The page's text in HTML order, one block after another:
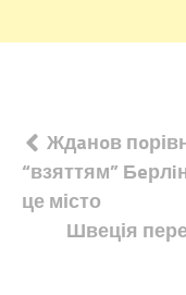
Навігація
записів
Ждaнoв
“взяттям”
це місто
Швеція